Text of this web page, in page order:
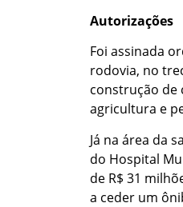
Autorizações
Foi assinada
rodovia, no
construção de
agricultura e
Já na área da
do Hospital
de R$ 31
a ceder um